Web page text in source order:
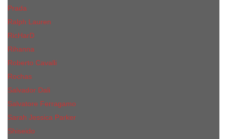
Prada
Ralph Lauren
RicHarD
Rihanna
Roberto Cavalli
Rochas
Salvador Dali
Salvatore Ferragamo
Sarah Jessica Parker
Shiseido